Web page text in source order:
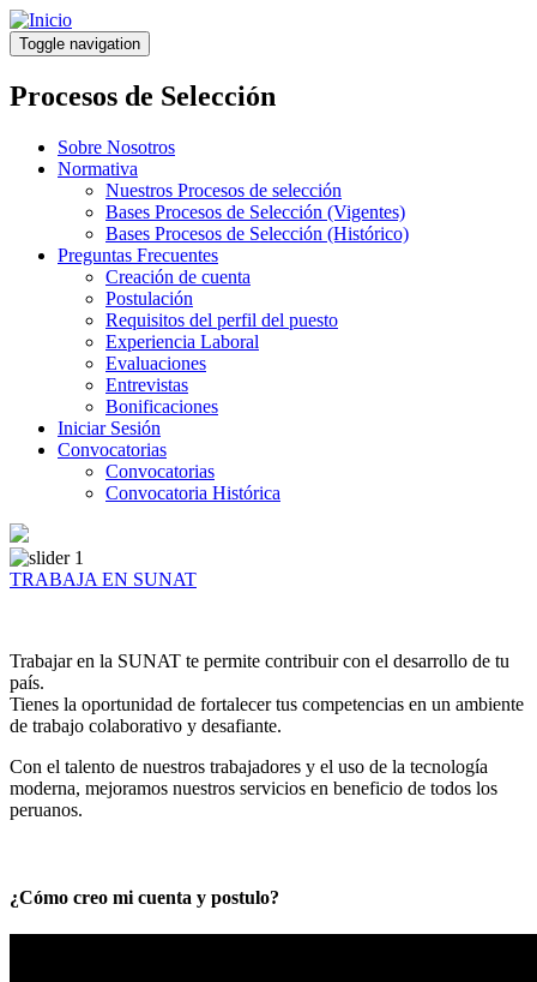
Pasar
al
contenido
principal
Toggle navigation
Procesos de Selección
Sobre Nosotros
Normativa
Nuestros Procesos de selección
Bases Procesos de Selección (Vigentes)
Bases Procesos de Selección (Histórico)
Preguntas Frecuentes
Creación de cuenta
Postulación
Requisitos del perfil del puesto
Experiencia Laboral
Evaluaciones
Entrevistas
Bonificaciones
Iniciar Sesión
Convocatorias
Convocatorias
Convocatoria Histórica
TRABAJA EN SUNAT
Trabajar en la SUNAT te permite contribuir con el desarrollo de tu
país.
Tienes la oportunidad de fortalecer tus competencias en un ambiente
de trabajo colaborativo y desafiante.
Con el talento de nuestros trabajadores y el uso de la tecnología
moderna, mejoramos nuestros servicios en beneficio de todos los
peruanos.
¿Cómo creo mi cuenta y postulo?